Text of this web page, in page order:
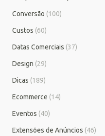
Conversão (100)
Custos (60)
Datas Comerciais (37)
Design (29)
Dicas (189)
Ecommerce (14)
Eventos (40)
Extensões de Anúncios (46)